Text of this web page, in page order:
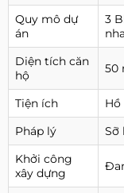
Quy mô dự
án
3
Diện tích căn
hộ
50
Tiện ích
Hồ
Pháp lý
Sỡ
Khởi công
xây dựng